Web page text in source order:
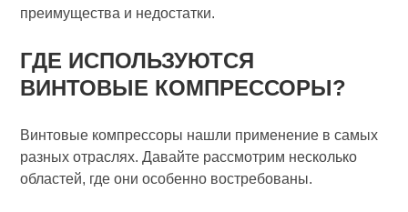
преимущества и недостатки.
ГДЕ ИСПОЛЬЗУЮТСЯ
ВИНТОВЫЕ КОМПРЕССОРЫ?
Винтовые компрессоры нашли применение в самых
разных отраслях. Давайте рассмотрим несколько
областей, где они особенно востребованы.